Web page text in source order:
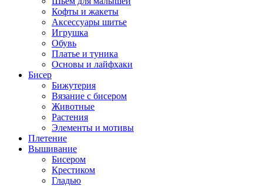
Кофты и жакеты
Аксессуары шитье
Игрушка
Обувь
Платье и туника
Основы и лайфхаки
Бисер
Бижутерия
Вязание с бисером
Животные
Растения
Элементы и мотивы
Плетение
Вышивание
Бисером
Крестиком
Гладью